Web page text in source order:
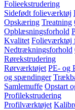
Folieekstrudering
Sidefødt folieværktøj
Opskæring Treatning
Opblæsningsforhold
Kvalitet Folieværktøj
Nedtrækningsforhold
Rørekstrudering
Rørværktøjet PE- og
og spændinger
Samlemuffe Opstart
Profilekstrudering
Profilværktøjet